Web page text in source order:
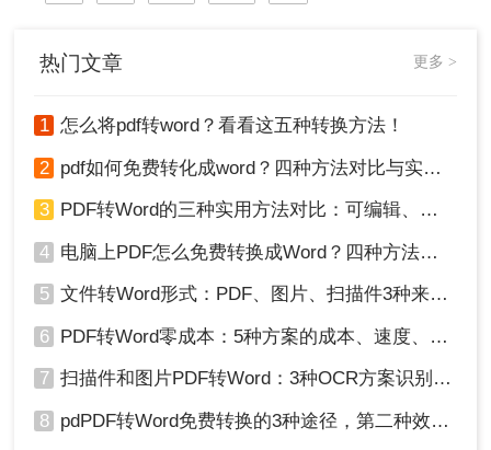
热门文章 更多 >
1 怎么将pdf转word？看看这五种转换方法！
2 pdf如何免费转化成word？四种方法对比与实操指南（附详细表格）
3 PDF转Word的三种实用方法对比：可编辑、保格式、避风险！
4 电脑上PDF怎么免费转换成Word？四种方法对比与实操指南（附详细表格）!
5 文件转Word形式：PDF、图片、扫描件3种来源分别怎么处理！
6 PDF转Word零成本：5种方案的成本、速度、精度对比！
7 扫描件和图片PDF转Word：3种OCR方案识别率实测！
8 pdPDF转Word免费转换的3种途径，第二种效率最高！